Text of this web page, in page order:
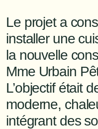
Le projet a
installer une
la nouvelle
Mme Urbain
L’objectif était
moderne,
intégrant des